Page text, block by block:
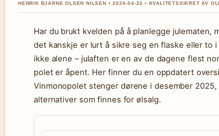
HENRIK BJARNE OLSEN NILSEN • 2026-04-23 • KVALITETSSIKRET AV
Har du brukt kvelden på å planlegge julematen,
det kanskje er lurt å sikre seg en flaske eller to i
ikke alene – julaften er en av de dagene flest
polet er åpent. Her finner du en oppdatert
Vinmonopolet stenger dørene i desember
alternativer som finnes for ølsalg.